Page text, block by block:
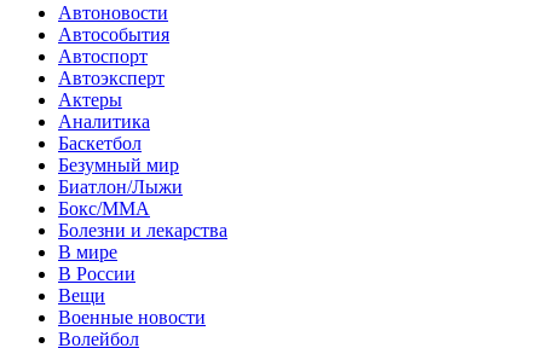
Автоновости
Автособытия
Автоспорт
Автоэксперт
Актеры
Аналитика
Баскетбол
Безумный мир
Биатлон/Лыжи
Бокс/MMA
Болезни и лекарства
В мире
В России
Вещи
Военные новости
Волейбол